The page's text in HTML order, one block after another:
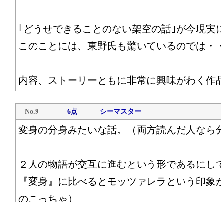
｢どうせできることのない架空の話｣が今現実
このことには、東野氏も驚いているのでは・
内容、ストーリーともに非常に興味がわく作
No.9 6点 シーマスター
変身の分身みたいな話。（両方読んだ人なら
２人の物語が交互に進むという形であるにし
『変身』に比べるとモッツァレラという印
のこっちゃ）